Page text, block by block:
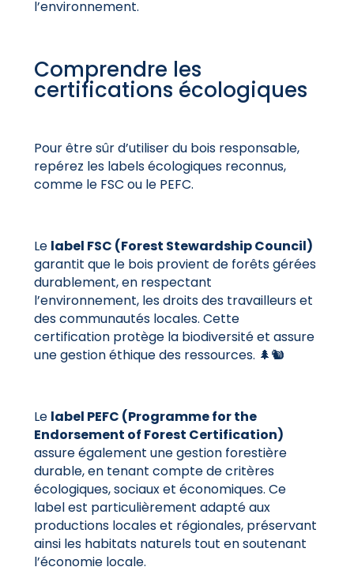
l’environnement.
Comprendre les
certifications écologiques
Pour être sûr d’utiliser du bois responsable,
repérez les labels écologiques reconnus,
comme le FSC ou le PEFC.
Le label FSC (Forest Stewardship Council)
garantit que le bois provient de forêts gérées
durablement, en respectant
l’environnement, les droits des travailleurs et
des communautés locales. Cette
certification protège la biodiversité et assure
une gestion éthique des ressources. 🌲🐿️
Le label PEFC (Programme for the
Endorsement of Forest Certification)
assureégalement une gestion forestière
durable, en tenant compte de critères
écologiques, sociaux et économiques. Ce
label est particulièrement adapté aux
productions locales et régionales, préservant
ainsi les habitats naturels tout en soutenant
l’économie locale.